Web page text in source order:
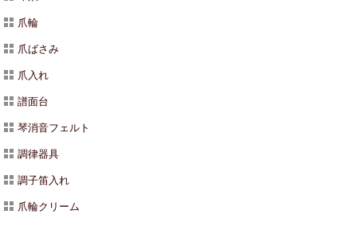
爪輪
爪ばさみ
爪入れ
譜面台
琴消音フェルト
調律器具
調子笛入れ
爪輪クリーム